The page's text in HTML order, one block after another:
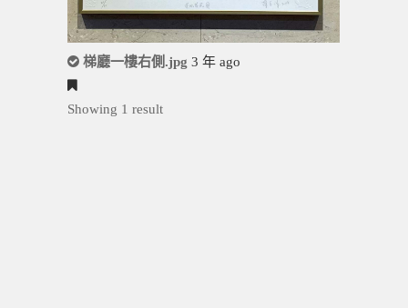
梯廳一樓右側.jpg 3 年 ago
Showing 1 result